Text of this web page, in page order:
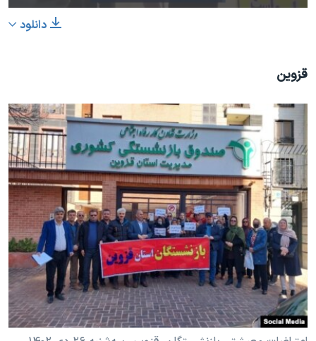
دانلود
قزوین